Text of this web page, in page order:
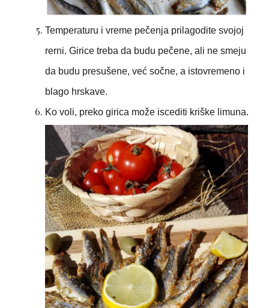
Temperaturu i vreme pečenja prilagodite svojoj
rerni. Girice treba da budu pečene, ali ne smeju
da budu presušene, već sočne, a istovremeno i
blago hrskave.
Ko voli, preko girica može iscediti kriške limuna.